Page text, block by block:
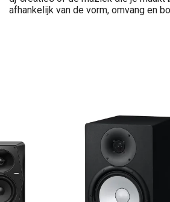
afhankelijk van de vorm, omvang en